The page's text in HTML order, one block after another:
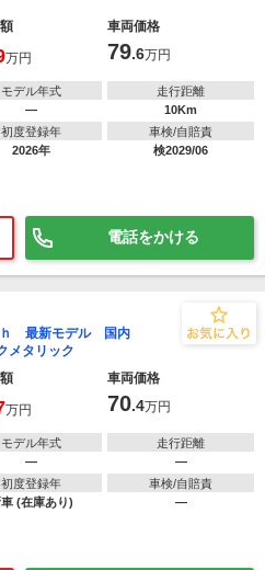
車両価格
万円 79.6万円
モデル年式
―
走行距離
10Km
初度登録年
2026年
車検/自賠責
検2029/06
電話をかける
ｈ 最新モデル 国内
メタリック
車両価格
万円 70.4万円
モデル年式
―
走行距離
―
初度登録年
(在庫あり)
車検/自賠責
―